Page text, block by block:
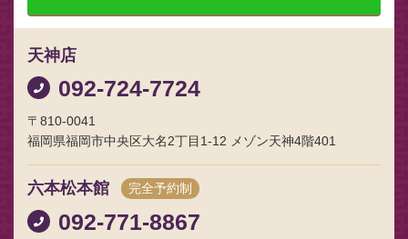
天神店
092-724-7724
〒810-0041
福岡県福岡市中央区大名2丁目1-12 メゾン天神4階401
六本松本館 完全予約制
092-771-8867